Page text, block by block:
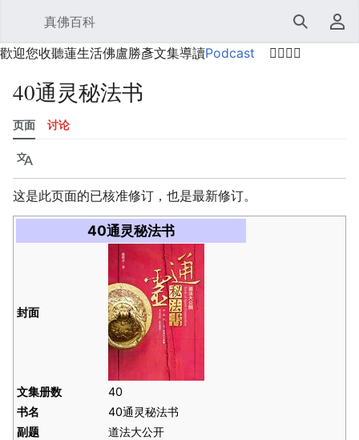
真佛百科 搜索
用户菜单
歡迎您收聽蓮生活佛盧勝彥文集導讀Podcast 🙋‍♂️🙋‍♀️
40通灵秘法书
页面 讨论
语言
这是此页面的已核准修订，也是最新修订。
40通灵秘法书
封面
文集册数
40
书名
40通灵秘法书
副题
道法大公开